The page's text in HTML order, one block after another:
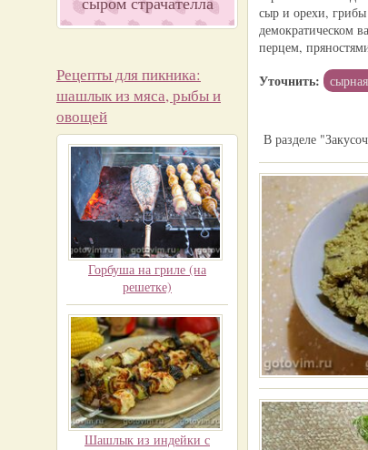
Рецепты для пикника:
шашлык из мяса, рыбы и
овощей
Горбуша на гриле (на
решетке)
Шашлык из индейки с
сыр и орехи, грибы
демократическом
перцем,
Уточнить:
В разделе